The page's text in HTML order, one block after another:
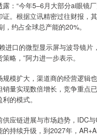
“今年5–6月大部分ai眼镜厂
证。根据立讯精密过往财报，
，约占全球总产能的20%。
口的微型显示屏与波导镜片
略，”阿力进一步表示。
扩大，渠道商的经营逻辑也
销量实现数倍增长，竞争重点
的模式。
链进展与市场趋势，IDC与
的持续升级，到2027年，